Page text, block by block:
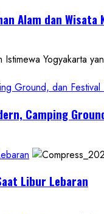
Alam dan Wisata
Yogyakarta
Ground, dan Festival
Camping
Libur Lebaran